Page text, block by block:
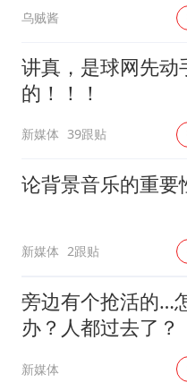
奋
乌贼酱
讲真，是球网先动
的！！！
新媒体 39跟贴
论背景音乐的重要
新媒体 2跟贴
旁边有个抢活的…
办？人都过去了？
新媒体